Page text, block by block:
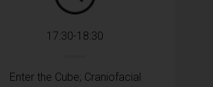
17:30-18:30
Enter the Cube; Craniofacial